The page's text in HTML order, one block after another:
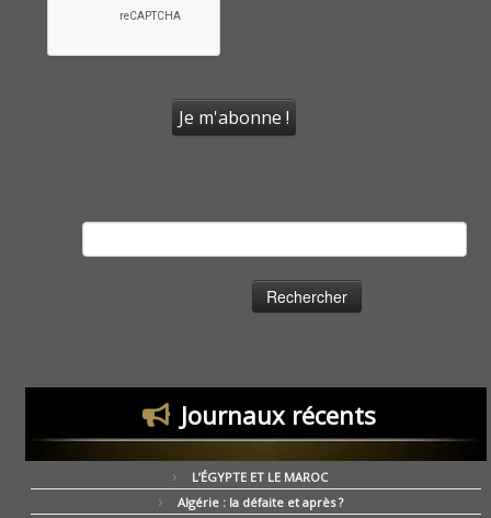
Journaux récents
L’ÉGYPTE ET LE MAROC
Algérie : la défaite et après ?